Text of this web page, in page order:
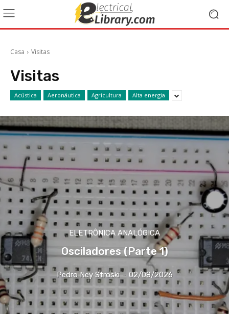
Casa Visitas
Visitas
Acústica Aeronáutica Agricultura Alta energia
ELETRÔNICA ANALÓGICA
Osciladores (Parte 1)
Pedro Ney Stroski - 02/08/2026